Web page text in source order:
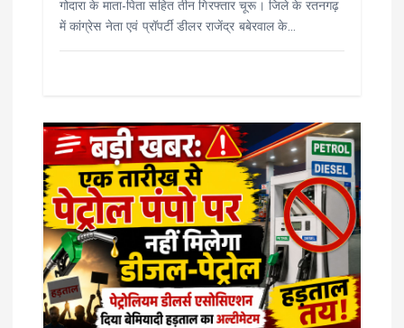
गोदारा के माता-पिता सहित तीन गिरफ्तार चूरू। जिले के रतनगढ़
में कांग्रेस नेता एवं प्रॉपर्टी डीलर राजेंद्र बबेरवाल के…